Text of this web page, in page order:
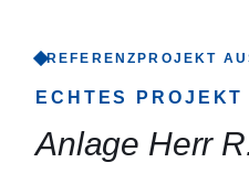
REFERENZPROJEKT
ECHTES PROJEKT
Anlage Herr